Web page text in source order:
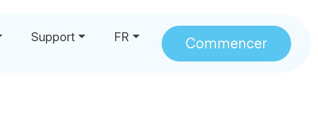
Support FR Commencer